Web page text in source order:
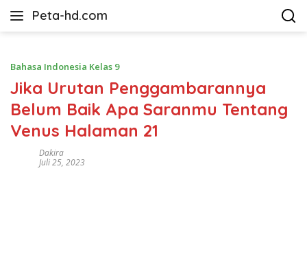
Peta-hd.com
Kumpulan
HD
Bahasa Indonesia Kelas 9
Jika Urutan Penggambarannya
Belum Baik Apa Saranmu Tentang
Venus Halaman 21
Dakira
Juli 25, 2023